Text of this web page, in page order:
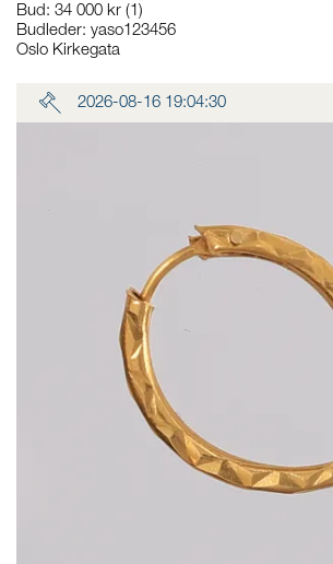
Bud: 34 000 kr (1)
Budleder: yaso123456
Oslo Kirkegata
2026-08-16 19:04:30